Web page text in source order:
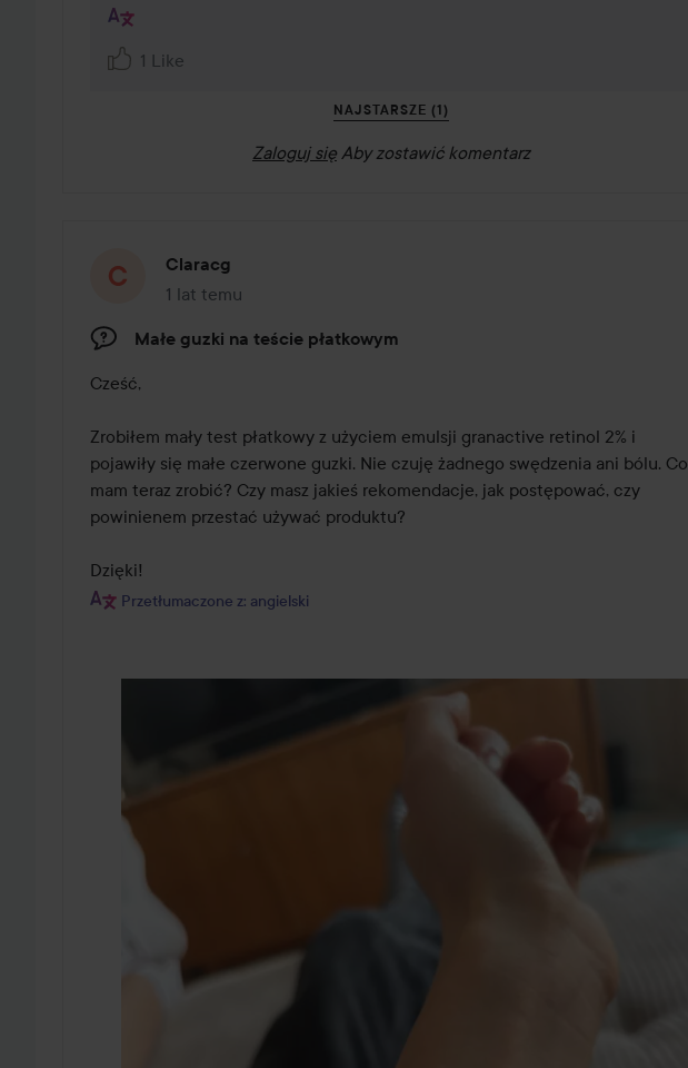
1 Like
NAJSTARSZE (1)
Zaloguj się Aby zostawić komentarz
Claracg
1 lat temu
Post został utworzony 1 lat temu
Małe guzki na teście płatkowym
Cześć,
Zrobiłem mały test płatkowy z użyciem emulsji granactive retinol 2% i
pojawiły się małe czerwone guzki. Nie czuję żadnego swędzenia ani bólu. Co
mam teraz zrobić? Czy masz jakieś rekomendacje, jak postępować, czy
powinienem przestać używać produktu?
Dzięki!
Przetłumaczone z: angielski